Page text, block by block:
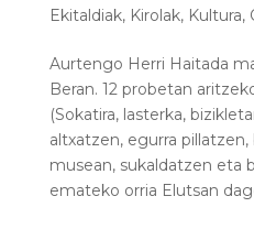
Ekitaldiak, Kirolak, Kultura,
Aurtengo Herri Haitada
Beran. 12 probetan
(Sokatira, lasterka,
altxatzen, egurra
musean, sukaldatzen eta
emateko orria Elutsan